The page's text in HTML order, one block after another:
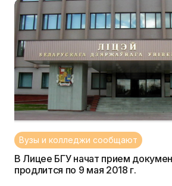
Вузы и колледжи сообщают
В Лицее БГУ начат прием
продлится по 9 мая 2018 г.